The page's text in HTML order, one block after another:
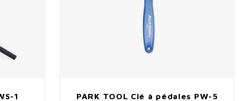
1 PARK TOOL Clé à pédales PW-5